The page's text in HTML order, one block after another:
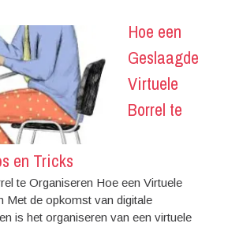
Hoe een
Geslaagde
Virtuele
Borrel te
en Tricks
te Organiseren Hoe een Virtuele
Met de opkomst van digitale
is het organiseren van een virtuele